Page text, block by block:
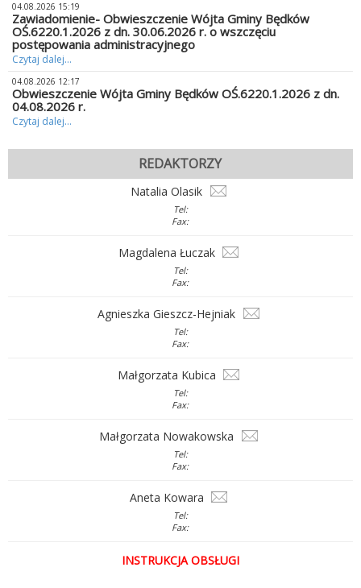
04.08.2026 15:19
Zawiadomienie- Obwieszczenie Wójta Gminy Będków
OŚ.6220.1.2026 z dn. 30.06.2026 r. o wszczęciu
postępowania administracyjnego
Czytaj dalej...
04.08.2026 12:17
Obwieszczenie Wójta Gminy Będków OŚ.6220.1.2026 z dn.
04.08.2026 r.
Czytaj dalej...
REDAKTORZY
Natalia Olasik
Tel:
Fax:
Magdalena Łuczak
Tel:
Fax:
Agnieszka Gieszcz-Hejniak
Tel:
Fax:
Małgorzata Kubica
Tel:
Fax:
Małgorzata Nowakowska
Tel:
Fax:
Aneta Kowara
Tel:
Fax:
INSTRUKCJA OBSŁUGI